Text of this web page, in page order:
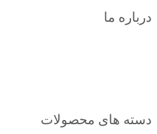
درباره ما
دسته های محصولات